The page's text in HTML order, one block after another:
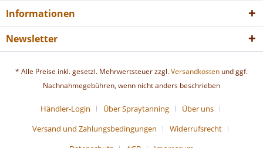
Informationen
Newsletter
* Alle Preise inkl. gesetzl. Mehrwertsteuer zzgl.Versandkosten und ggf.
Nachnahmegebühren, wenn nicht anders beschrieben
Händler-Login Über Spraytanning
Über uns
Versand und Zahlungsbedingungen
Widerrufsrecht